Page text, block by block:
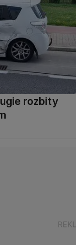
rozbity